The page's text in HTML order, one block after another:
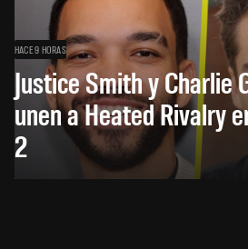
HACE 9 HORAS
Justice Smith y Charlie
unen a Heated Rivalry
2